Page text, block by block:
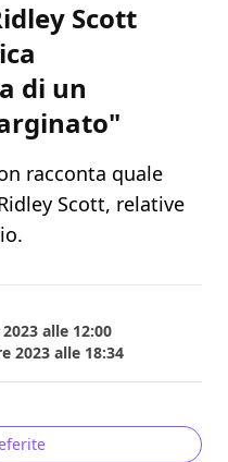
Scott
di un
racconta quale
Scott, relative
alle 12:00
2023 alle 18:34